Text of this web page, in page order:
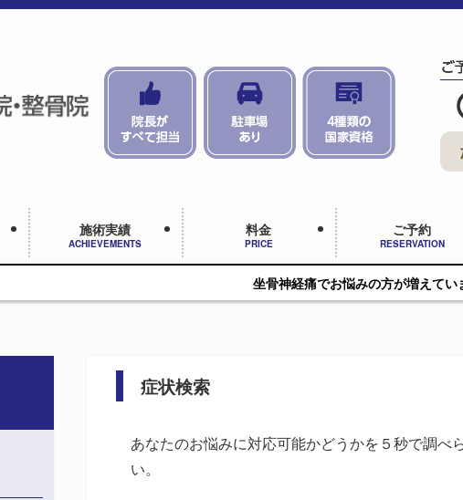
施術実績
ACHIEVEMENTS
料金
PRICE
ご予約
RESERVATION
坐骨神経痛でお悩みの方が増えています
症状検索
あなたのお悩みに対応可能かどうかを５秒で調べ
い。